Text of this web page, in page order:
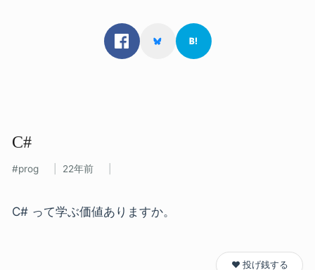
C#
prog 22年前
C# って学ぶ価値ありますか。
❤️ 投げ銭する